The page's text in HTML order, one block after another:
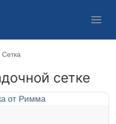
Сетка
сетке